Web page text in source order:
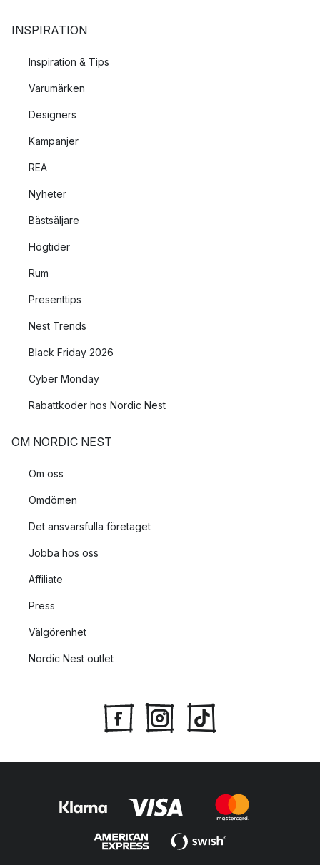
INSPIRATION
Inspiration & Tips
Varumärken
Designers
Kampanjer
REA
Nyheter
Bästsäljare
Högtider
Rum
Presenttips
Nest Trends
Black Friday 2026
Cyber Monday
Rabattkoder hos Nordic Nest
OM NORDIC NEST
Om oss
Omdömen
Det ansvarsfulla företaget
Jobba hos oss
Affiliate
Press
Välgörenhet
Nordic Nest outlet